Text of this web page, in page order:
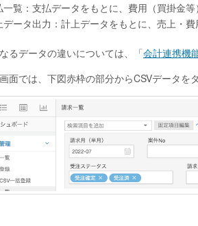
一覧：支払データをもとに、費用（買掛金等
データ出力：計上データをもとに、売上・費
るデータの違いについては、「会計連携機
面では、下図赤枠の部分からCSVデータ